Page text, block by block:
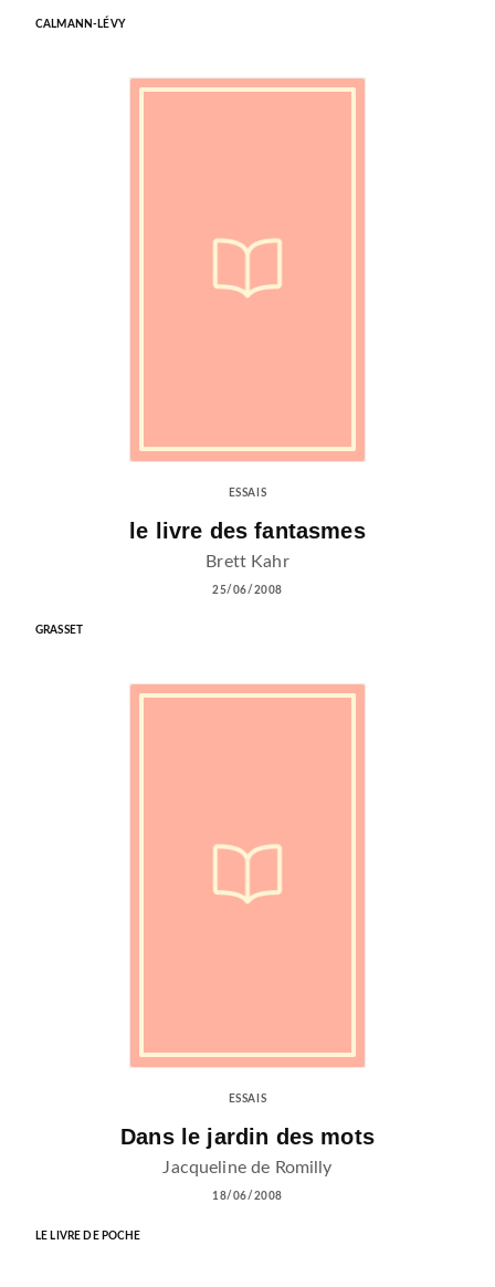
CALMANN-LÉVY
ESSAIS
le livre des fantasmes
Brett Kahr
25/06/2008
GRASSET
ESSAIS
Dans le jardin des mots
Jacqueline de Romilly
18/06/2008
LE LIVRE DE POCHE